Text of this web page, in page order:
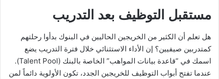
مستقبل التوظيف بعد التدريب
هل تعلم أن الكثير من الخريجين الحاليين في البنوك بدأوا رحلتهم
كمتدربين صيفيين؟ إن الأداء الاستثنائي خلال فترة التدريب يضع
اسمك في “قاعدة بيانات المواهب” الخاصة بالبنك (Talent Pool).
عندما تفتح أبواب التوظيف للخريجين الجدد، تكون الأولوية دائماً لمن